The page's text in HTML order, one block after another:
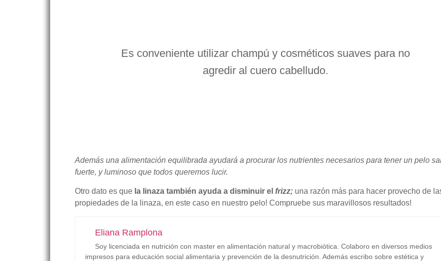
Es conveniente utilizar champú y cosméticos suaves para no
agredir al cuero cabelludo.
Además una alimentación equilibrada ayudará a procurar los nutrientes necesarios para tener un pelo
fuerte, y luminoso que todos queremos lucir.
Otro dato es que la linaza también ayuda a disminuir el frizz; una razón más para hacer provecho de
propiedades de la linaza, en este caso en nuestro pelo! Compruebe sus maravillosos resultados!
Eliana Ramplona
Soy licenciada en nutrición con master en alimentación natural y macrobiótica. Colaboro en diversos medios
impresos para educación social alimentaria y prevención de la desnutrición. Además escribo sobre estética y